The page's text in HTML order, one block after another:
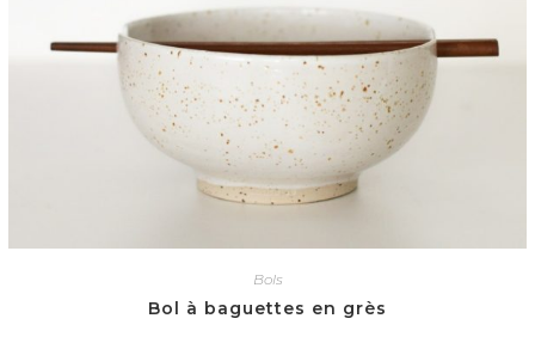
Bols
Bol à baguettes en grès